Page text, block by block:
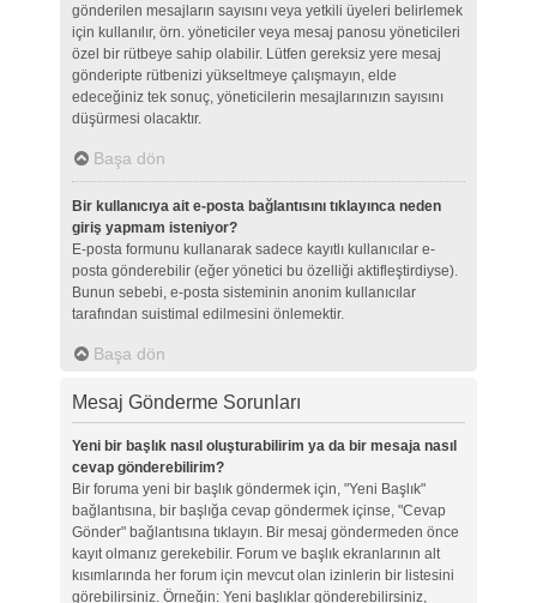
gönderilen mesajların sayısını veya yetkili üyeleri belirlemek
için kullanılır, örn. yöneticiler veya mesaj panosu yöneticileri
özel bir rütbeye sahip olabilir. Lütfen gereksiz yere mesaj
gönderipte rütbenizi yükseltmeye çalışmayın, elde
edeceğiniz tek sonuç, yöneticilerin mesajlarınızın sayısını
düşürmesi olacaktır.
Başa dön
Bir kullanıcıya ait e-posta bağlantısını tıklayınca neden
giriş yapmam isteniyor?
E-posta formunu kullanarak sadece kayıtlı kullanıcılar e-
posta gönderebilir (eğer yönetici bu özelliği aktifleştirdiyse).
Bunun sebebi, e-posta sisteminin anonim kullanıcılar
tarafından suistimal edilmesini önlemektir.
Başa dön
Mesaj Gönderme Sorunları
Yeni bir başlık nasıl oluşturabilirim ya da bir mesaja nasıl
cevap gönderebilirim?
Bir foruma yeni bir başlık göndermek için, "Yeni Başlık"
bağlantısına, bir başlığa cevap göndermek içinse, "Cevap
Gönder" bağlantısına tıklayın. Bir mesaj göndermeden önce
kayıt olmanız gerekebilir. Forum ve başlık ekranlarının alt
kısımlarında her forum için mevcut olan izinlerin bir listesini
görebilirsiniz. Örneğin: Yeni başlıklar gönderebilirsiniz,